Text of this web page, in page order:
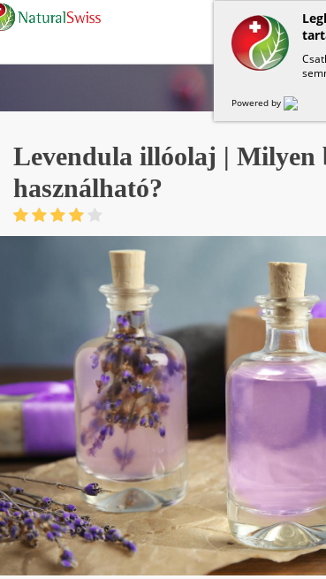
Levendula illóolaj | Milyen
használható?
Powered by